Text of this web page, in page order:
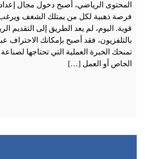
المحتوى الرياضي، أصبح دخول مجال إعداد
فرصة ذهبية لكل من يمتلك الشغف ويرغب
قوية. اليوم، لم يعد الطريق إلى التقديم
بالتلفزيون، فقد أصبح بإمكانك الاحتراف
تمنحك الخبرة العملية التي تحتاجها
الخاص أو العمل […]